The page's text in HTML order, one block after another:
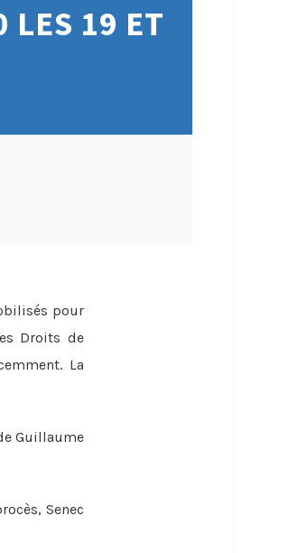
19 ET
pour
Droits de
La
Guillaume
Senec